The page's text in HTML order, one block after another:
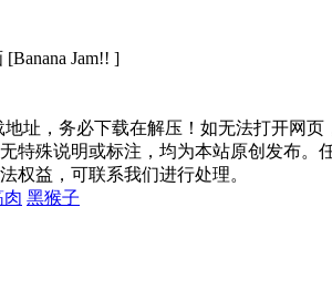
Jam!! ]
址，务必下载在解压！如无法打开网页
特殊说明或标注，均为本站原创发布
权益，可联系我们进行处理。
肉 黑猴子